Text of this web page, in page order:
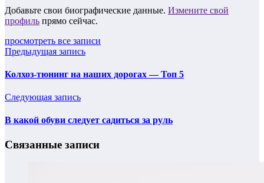
Добавьте свои биографические данные. Измените свой
профиль прямо сейчас.
просмотреть все записи
Предыдущая запись
Колхоз-тюнинг на наших дорогах — Топ 5
Следующая запись
В какой обуви следует садиться за руль
Связанные записи